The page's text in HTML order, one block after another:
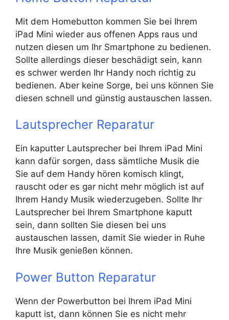
Mit dem Homebutton kommen Sie bei Ihrem
iPad Mini wieder aus offenen Apps raus und
nutzen diesen um Ihr Smartphone zu bedienen.
Sollte allerdings dieser beschädigt sein, kann
es schwer werden Ihr Handy noch richtig zu
bedienen. Aber keine Sorge, bei uns können Sie
diesen schnell und günstig austauschen lassen.
Lautsprecher Reparatur
Ein kaputter Lautsprecher bei Ihrem iPad Mini
kann dafür sorgen, dass sämtliche Musik die
Sie auf dem Handy hören komisch klingt,
rauscht oder es gar nicht mehr möglich ist auf
Ihrem Handy Musik wiederzugeben. Sollte Ihr
Lautsprecher bei Ihrem Smartphone kaputt
sein, dann sollten Sie diesen bei uns
austauschen lassen, damit Sie wieder in Ruhe
Ihre Musik genießen können.
Power Button Reparatur
Wenn der Powerbutton bei Ihrem iPad Mini
kaputt ist, dann können Sie es nicht mehr